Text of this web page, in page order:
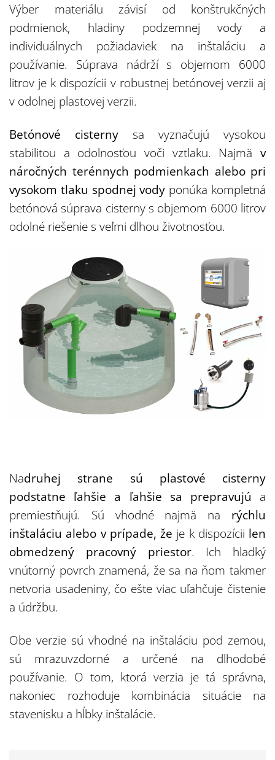
Výber materiálu závisí od konštrukčných
podmienok, hladiny podzemnej vody a
individuálnych požiadaviek na inštaláciu a
používanie. Súprava nádrží s objemom 6000
litrov je k dispozícii v robustnej betónovej verzii aj
v odolnej plastovej verzii.
Betónové cisterny sa vyznačujú vysokou
stabilitou a odolnosťou voči vztlaku. Najmä v
náročných terénnych podmienkach alebo pri
vysokom tlaku spodnej vody ponúka kompletná
betónová súprava cisterny s objemom 6000 litrov
odolné riešenie s veľmi dlhou životnosťou.
Nadruhej strane sú plastové cisterny
podstatne ľahšie a ľahšie sa prepravujú a
premiestňujú. Sú vhodné najmä na rýchlu
inštaláciu alebo v prípade, že je k dispozícii len
obmedzený pracovný priestor. Ich hladký
vnútorný povrch znamená, že sa na ňom takmer
netvoria usadeniny, čo ešte viac uľahčuje čistenie
a údržbu.
Obe verzie sú vhodné na inštaláciu pod zemou,
sú mrazuvzdorné a určené na dlhodobé
používanie. O tom, ktorá verzia je tá správna,
nakoniec rozhoduje kombinácia situácie na
stavenisku a hĺbky inštalácie.